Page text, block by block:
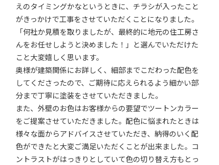
えのタイミングかなというときに、チラシが入ったこと
がきっかけで工事をさせていただくことになりました。
「何社か見積を取りましたが、最終的に地元の住工房さ
んをお任せしようと決めました！」と選んでいただけた
こと大変嬉しく思います。
奥様が建築関係にお詳しく、細部までこだわった配色を
してくださったので、ご期待に応えられるよう細かい部
分まで丁寧に塗装をさせていただきました。
また、外壁のお色はお客様からの要望でツートンカラー
をご提案させていただきました。配色に悩まれたときは
様々な面からアドバイスさせていただき、納得のいく配
色ができたと大変ご満足いただくことが出来ました。コ
ントラストがはっきりとしていて色の切り替え方もとっ